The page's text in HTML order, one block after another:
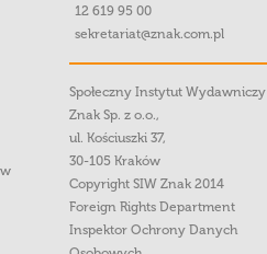
12 619 95 00
sekretariat@znak.com.pl
Społeczny Instytut Wydawniczy
Znak Sp. z o.o.,
ul. Kościuszki 37,
30-105 Kraków
Copyright SIW Znak 2014
Foreign Rights Department
Inspektor Ochrony Danych